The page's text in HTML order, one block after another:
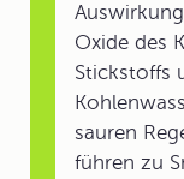
Oxide des
Stickstoffs
sauren
führen zu